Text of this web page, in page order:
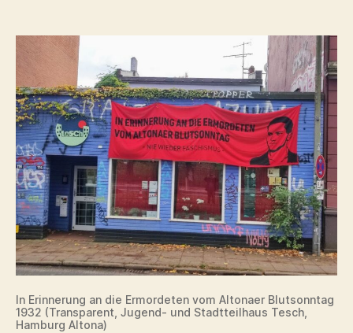
Ermordeten
vom
Altonaer
Blutsonntag
1932
In Erinnerung an die Ermordeten vom Altonaer Blutsonntag
1932 (Transparent, Jugend- und Stadtteilhaus Tesch,
Hamburg Altona)